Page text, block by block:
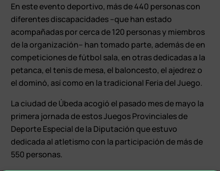
En este evento deportivo, más de 440 personas con
diferentes discapacidades –que han estado
acompañadas por cerca de 120 personas y miembros
de la organización– han tomado parte, además de en
competiciones de fútbol sala, en otras dedicadas a la
petanca, el tenis de mesa, el baloncesto, el ajedrez o
el dominó, así como en la tradicional Feria del Juego.
La ciudad de Úbeda acogió el pasado mes de mayo la
primera jornada de estos Juegos Provinciales de
Deporte Especial de la Diputación que estuvo
dedicada al atletismo con la participación de más de
550 personas.